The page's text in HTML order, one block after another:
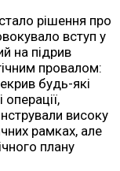
рішення про
вступ у
на підрив
провалом:
будь-які
високу
рамках, але
плану